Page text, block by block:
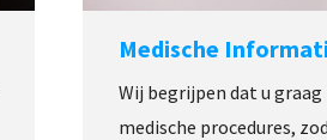
Medische
Wij begrijpen dat u
medische procedures,